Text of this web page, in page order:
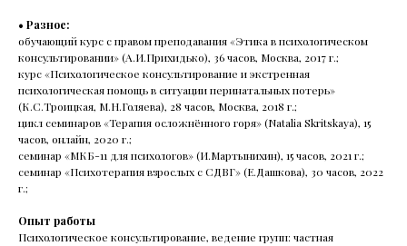
• Разное:
обучающий курс с правом преподавания «Этика в психологическом
консультировании» (А.И.Прихидько), 36 часов, Москва, 2017 г.;
курс «Психологическое консультирование и экстренная
психологическая помощь в ситуации перинатальных потерь»
(К.С.Троицкая, М.Н.Голяева), 28 часов, Москва, 2018 г.;
цикл семинаров «Терапия осложнённого горя» (Natalia Skritskaya), 15
часов, онлайн, 2020 г.;
семинар «МКБ-11 для психологов» (И.Мартынихин), 15 часов, 2021 г.;
семинар «Психотерапия взрослых с СДВГ» (Е.Дашкова), 30 часов, 2022
г.;
Опыт работы
Психологическое консультирование, ведение групп: частная
+7(800)200-24-27
СМИ о нас
Блог
Услуги Стажировка
Специалисты
Групповые тренинги